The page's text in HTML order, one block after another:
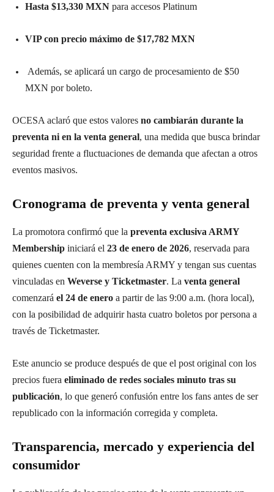
Hasta $13,330 MXN para accesos Platinum
VIP con precio máximo de $17,782 MXN
Además, se aplicará un cargo de procesamiento de $50
MXN por boleto.
OCESA aclaró que estos valores no cambiarán durante la
preventa ni en la venta general, una medida que busca brindar
seguridad frente a fluctuaciones de demanda que afectan a otros
eventos masivos.
Cronograma de preventa y venta general
La promotora confirmó que la preventa exclusiva ARMY
Membership iniciará el 23 de enero de 2026, reservada para
quienes cuenten con la membresía ARMY y tengan sus cuentas
vinculadas en Weverse y Ticketmaster. La venta general
comenzará el 24 de enero a partir de las 9:00 a.m. (hora local),
con la posibilidad de adquirir hasta cuatro boletos por persona a
través de Ticketmaster.
Este anuncio se produce después de que el post original con los
precios fuera eliminado de redes sociales minuto tras su
publicación, lo que generó confusión entre los fans antes de ser
republicado con la información corregida y completa.
Transparencia, mercado y experiencia del
consumidor